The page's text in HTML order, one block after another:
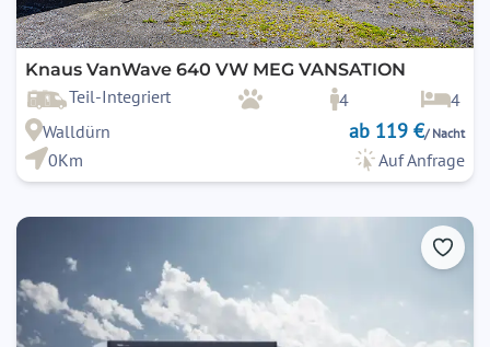
Knaus VanWave 640 VW MEG VANSATION
Teil-Integriert 4
4
Walldürn
ab 119 €/ Nacht
0Km Auf Anfrage